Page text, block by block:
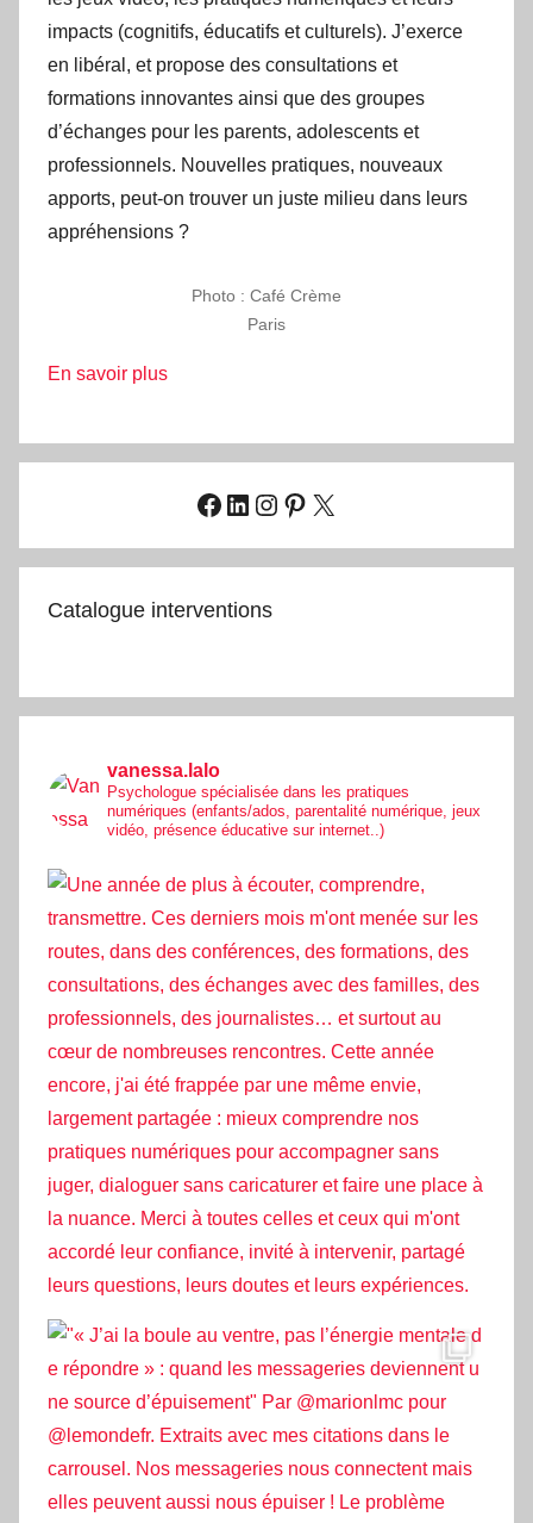
impacts (cognitifs, éducatifs et culturels). J’exerce
en libéral, et propose des consultations et
formations innovantes ainsi que des groupes
d’échanges pour les parents, adolescents et
professionnels. Nouvelles pratiques, nouveaux
apports, peut-on trouver un juste milieu dans leurs
appréhensions ?
Photo : Café Crème
Paris
En savoir plus
Facebook
LinkedIn
Instagram
Pinterest
X
Catalogue interventions
vanessa.lalo
Psychologue spécialisée dans les pratiques
numériques (enfants/ados, parentalité numérique, jeux
vidéo, présence éducative sur internet..)